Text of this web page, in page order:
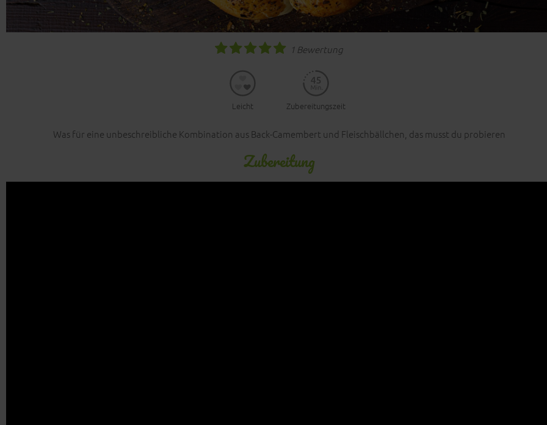
1 Bewertung
Leicht Zubereitungszeit
Was für eine unbeschreibliche Kombination aus Back-Camembert und Fleischbällchen, das musst du probieren
Zubereitung